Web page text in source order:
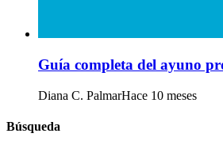
Guía completa del ayuno
Diana C. PalmarHace 10 meses
Búsqueda